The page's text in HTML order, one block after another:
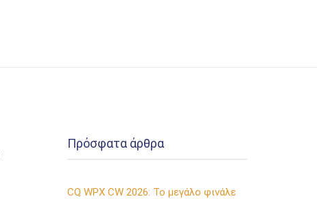
Πρόσφατα άρθρα
CQ WPX CW 2026: Το μεγάλο φινάλε